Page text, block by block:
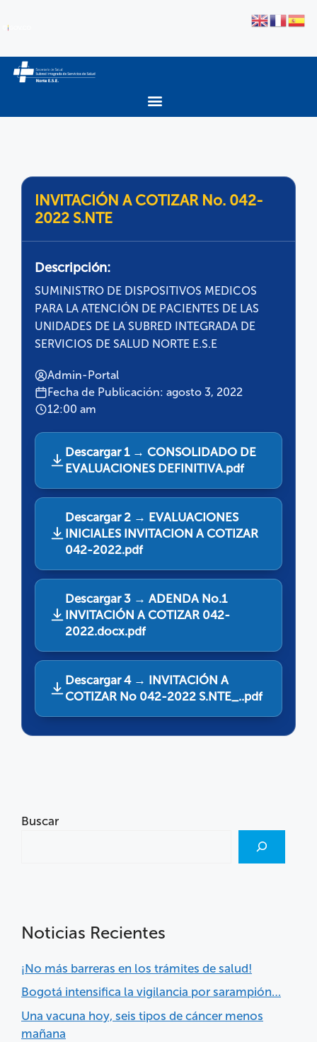
INVITACIÓN A COTIZAR No. 042-
2022 S.NTE
Descripción:
SUMINISTRO DE DISPOSITIVOS MEDICOS
PARA LA ATENCIÓN DE PACIENTES DE LAS
UNIDADES DE LA SUBRED INTEGRADA DE
SERVICIOS DE SALUD NORTE E.S.E
Admin-Portal
Fecha de Publicación: agosto 3, 2022
12:00 am
Descargar 1 → CONSOLIDADO DE
EVALUACIONES DEFINITIVA.pdf
Descargar 2 → EVALUACIONES
INICIALES INVITACION A COTIZAR
042-2022.pdf
Descargar 3 → ADENDA No.1
INVITACIÓN A COTIZAR 042-
2022.docx.pdf
Descargar 4 → INVITACIÓN A
COTIZAR No 042-2022 S.NTE_..pdf
Buscar
Noticias Recientes
¡No más barreras en los trámites de salud!
Bogotá intensifica la vigilancia por sarampión…
Una vacuna hoy, seis tipos de cáncer menos
mañana